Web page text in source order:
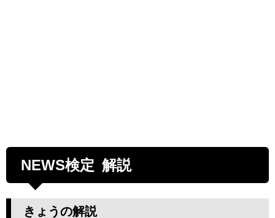
NEWS検定 解説
きょうの解説